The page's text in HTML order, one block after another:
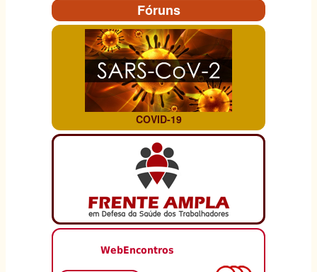
Fóruns
COVID-19
WebEncontros